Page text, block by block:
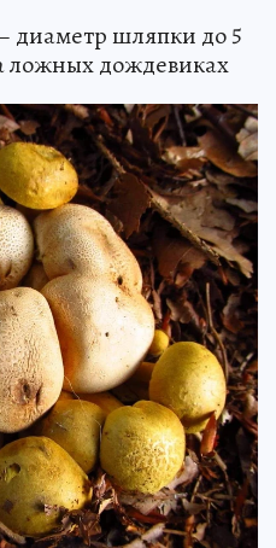
диаметр шляпки до 5
ложных дождевиках